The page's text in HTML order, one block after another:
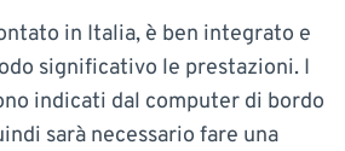
in Italia, è ben integrato e
significativo le prestazioni. I
indicati dal computer di bordo
sarà necessario fare una